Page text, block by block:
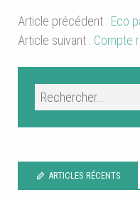
Article précédent : Eco
Article suivant : Compte
ARTICLES RÉCENTS